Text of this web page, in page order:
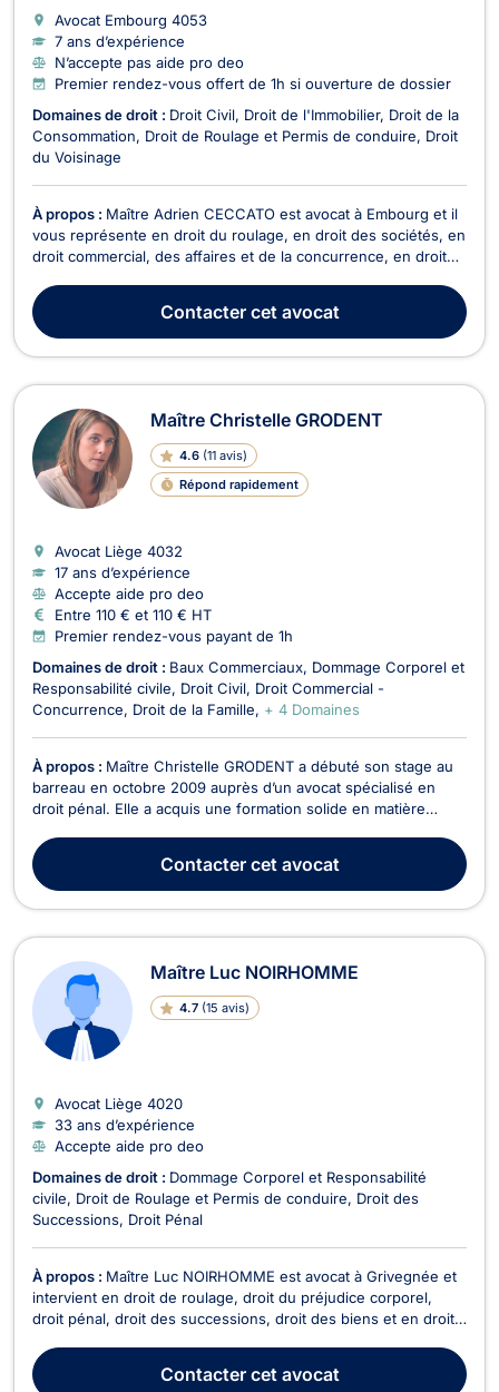
Avocat Embourg 4053
7 ans d’expérience
N’accepte pas aide pro deo
Premier rendez-vous offert de 1h si ouverture de dossier
Domaines de droit : Droit Civil Droit de l'Immobilier Droit de la
Consommation
Droit de Roulage et Permis de conduire
Droit
du Voisinage
À propos : Maître Adrien CECCATO est avocat à Embourg et il
vous représente en droit du roulage, en droit des sociétés, en
droit commercial, des affaires et de la concurrence, en droit
construction, Maître Adrien CECCATO vous offre ses
compétences pour les problématiques l...
Contactercet avocat
Maître Christelle GRODENT
4.6 (11 avis)
Répond rapidement
Avocat Liège 4032
17 ans d’expérience
Accepte aide pro deo
Entre 110 € et 110 € HT
Premier rendez-vous payant de 1h
Domaines de droit : Baux Commerciaux Dommage Corporel et
Responsabilité civile
Droit Civil Droit Commercial -
Concurrence
Droit de la Famille + 4 Domaines
À propos : Maître Christelle GRODENT a débuté son stage au
barreau en octobre 2009 auprès d’un avocat spécialisé en
droit pénal. Elle a acquis une formation solide en matière
commercial. En 2019, elle a complété sa formation en droit
commercial et est depuis lors nommée cur...
Contactercet avocat
Maître Luc NOIRHOMME
4.7 (15 avis)
Avocat Liège 4020
33 ans d’expérience
Accepte aide pro deo
Domaines de droit : Dommage Corporel et Responsabilité
civile
Droit de Roulage et Permis de conduire
Droit des
Successions Droit Pénal
À propos : Maître Luc NOIRHOMME est avocat à Grivegnée et
intervient en droit de roulage, droit du préjudice corporel,
droit pénal, droit des successions, droit des biens et en droit
cas d’excès de vitesse, de conduite en état d’alcoolémie ou
sous l’emprise de stupéfiants...
Contactercet avocat